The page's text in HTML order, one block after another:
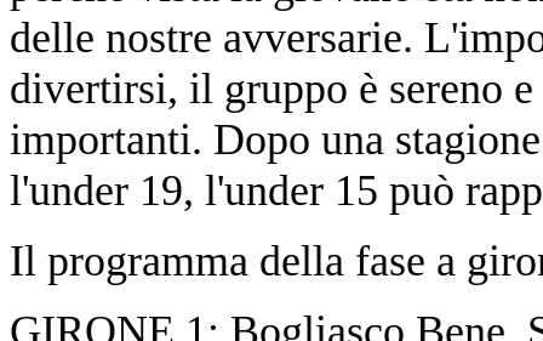
delle nostre avversarie.
divertirsi, il gruppo è sereno
importanti. Dopo una
l'under 19, l'under 15 può
Il programma della fase a
GIRONE 1: Bogliasco Bene,